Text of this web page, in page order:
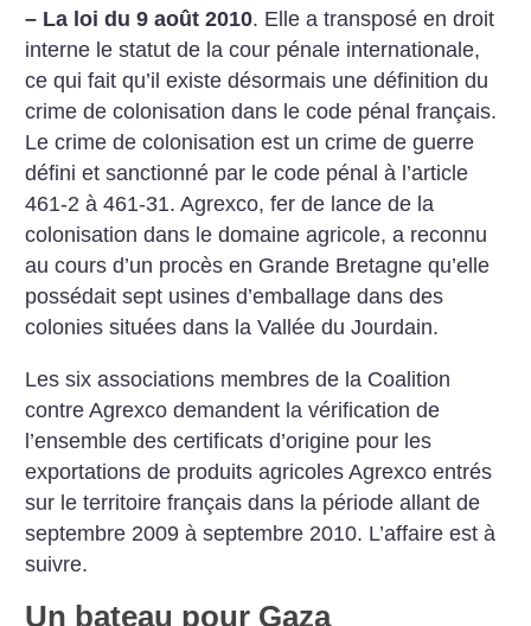
– La loi du 9 août 2010. Elle a transposé en droit
interne le statut de la cour pénale internationale,
ce qui fait qu’il existedésormais une définition du
crime de colonisation dans le code pénal français.
Le crime de colonisation est un crime de guerre
défini et sanctionné par le code pénal à l’article
461-2 à 461-31. Agrexco, fer de lance de la
colonisation dans le domaine agricole, a reconnu
au cours d’un procès en Grande Bretagne qu’elle
possédait sept usines d’emballage dans des
colonies situées dans la Vallée du Jourdain.
Les six associations membres de la Coalition
contre Agrexco demandent la vérification de
l’ensemble des certificats d’origine pour les
exportations de produits agricoles Agrexco entrés
sur le territoire français dans la période allant de
septembre 2009 à septembre 2010. L’affaire est à
suivre.
Un bateau pour Gaza